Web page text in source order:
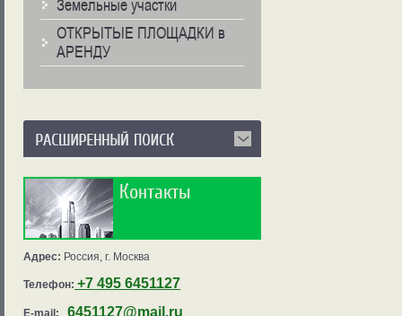
Земельные участки
ОТКРЫТЫЕ ПЛОЩАДКИ в
АРЕНДУ
Контакты
Адрес: Россия, г. Москва
Телефон: +7 495 6451127
E-mail: 6451127@mail.ru